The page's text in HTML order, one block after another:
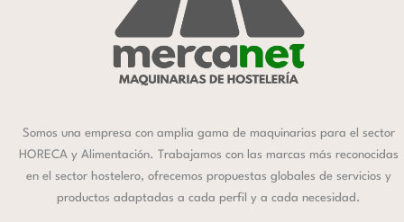
Somos una empresa con amplia gama de maquinarias para el sector
HORECA y Alimentación. Trabajamos con las marcas más reconocidas
en el sector hostelero, ofrecemos propuestas globales de servicios y
productos adaptadas a cada perfil y a cada necesidad.